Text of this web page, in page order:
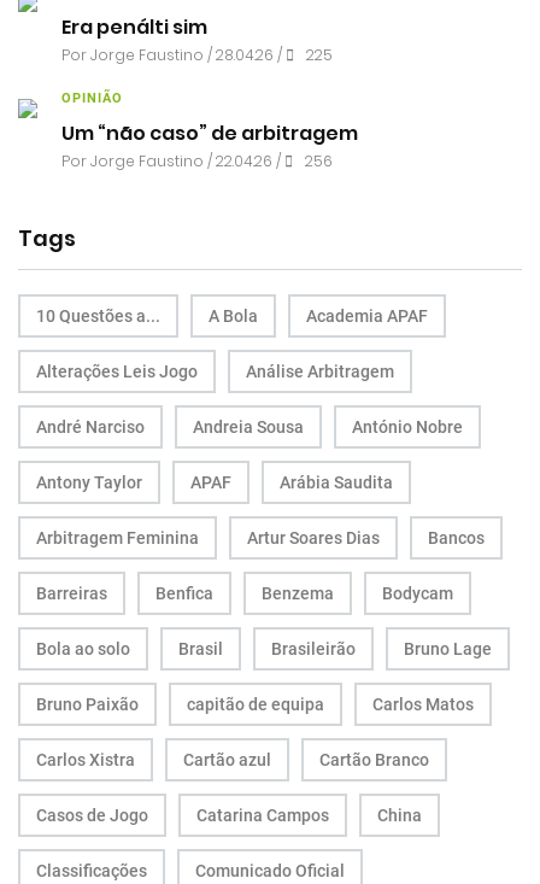
Era penálti sim
PorJorge Faustino / 28.04.26 / 225
OPINIÃO
Um “não caso” de arbitragem
PorJorge Faustino / 22.04.26 / 256
Tags
10 Questões a... A Bola Academia APAF
Alterações Leis Jogo Análise Arbitragem
André Narciso Andreia Sousa António Nobre
Antony Taylor APAF Arábia Saudita
Arbitragem Feminina Artur Soares Dias Bancos
Barreiras Benfica Benzema Bodycam
Bola ao solo Brasil Brasileirão Bruno Lage
Bruno Paixão capitão de equipa Carlos Matos
Carlos Xistra Cartão azul Cartão Branco
Casos de Jogo Catarina Campos China
Classificações Comunicado Oficial